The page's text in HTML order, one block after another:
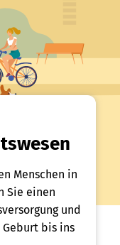
Menschen in
Sie einen
und
bis ins